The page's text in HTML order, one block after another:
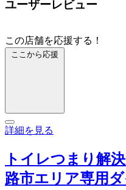
ユーザーレビュー
この店舗を応援する！
ここから応援
詳細を見る
トイレつまり解
路市エリア専用